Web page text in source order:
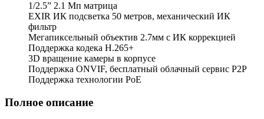
1/2.5” 2.1 Мп матрица
EXIR ИК подсветка 50 метров, механический ИК
фильтр
Мегапиксельный объектив 2.7мм с ИК коррекцией
Поддержка кодека H.265+
3D вращение камеры в корпусе
Поддержка ONVIF, бесплатный облачный сервис P2P
Поддержка технологии PoE
Полное описание